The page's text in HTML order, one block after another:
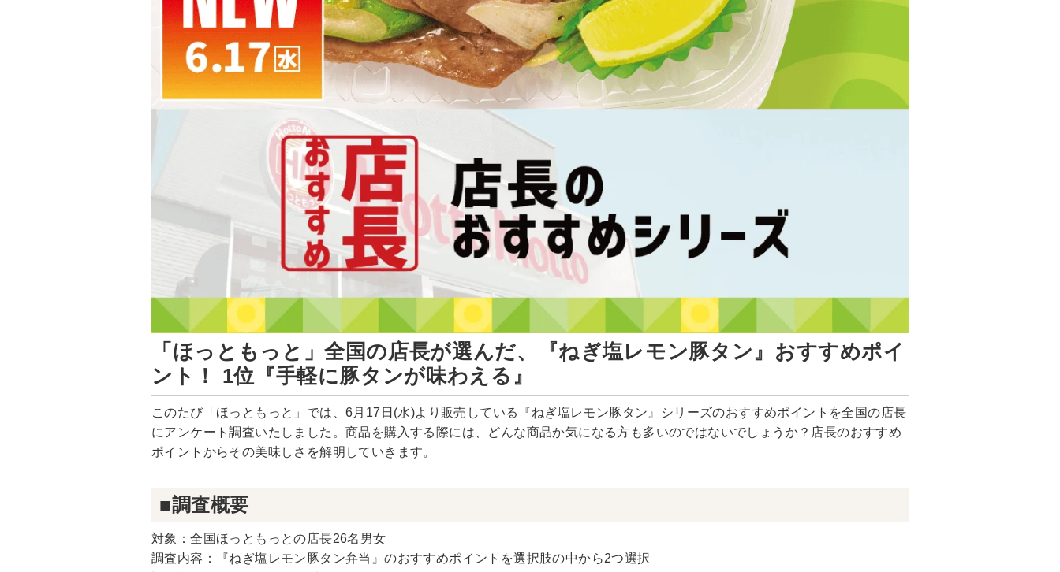
「ほっともっと」全国の店長が選んだ、『ねぎ塩レモン豚タン』おすすめポイ
ント！ 1位『手軽に豚タンが味わえる』
このたび「ほっともっと」では、6月17日(水)より販売している『ねぎ塩レモン豚タン』シリーズのおすすめポイントを全国の店長
にアンケート調査いたしました。商品を購入する際には、どんな商品か気になる方も多いのではないでしょうか？店長のおすすめ
ポイントからその美味しさを解明していきます。
■調査概要
対象：全国ほっともっとの店長26名男女
調査内容：『ねぎ塩レモン豚タン弁当』のおすすめポイントを選択肢の中から2つ選択